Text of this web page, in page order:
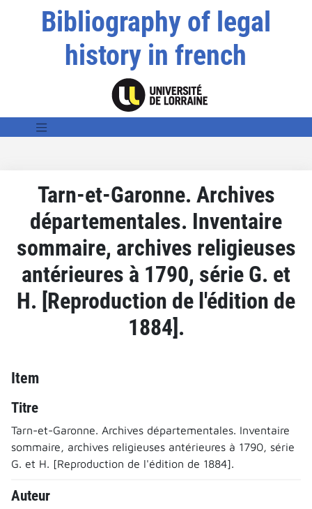
Bibliography of legal
history in french
Tarn-et-Garonne. Archives
départementales. Inventaire
sommaire, archives religieuses
antérieures à 1790, série G. et
H. [Reproduction de l'édition de
1884].
Item
Titre
Tarn-et-Garonne. Archives départementales. Inventaire
sommaire, archives religieuses antérieures à 1790, série
G. et H. [Reproduction de l'édition de 1884].
Auteur